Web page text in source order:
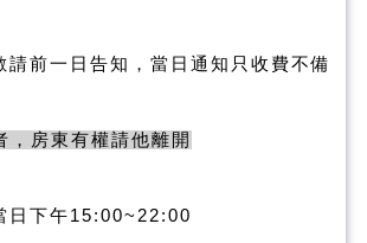
請前一日告知，當日通知只收費不備
，房東有權請他離開
日下午15:00~22:00